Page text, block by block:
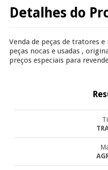
Detalhes do
Venda de peças de tratores
peças nocas e usadas ,
preços especiais para